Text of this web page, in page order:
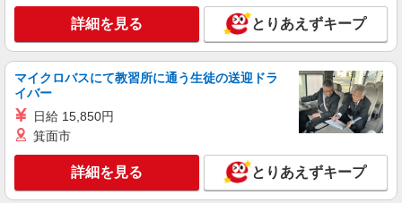
ライフ向ヶ丘遊園店 神奈川県川崎市多摩区登
戸2735
キープ 詳細を見る
パート
ライフ宿河原店（店舗コード823）
NEW
時給1,235円以上 日曜祝日 時給1,335円
ライフ宿河原店 神奈川県川崎市多摩区宿河原
詳細を見る とりあえずキープ
マイクロバスにて教習所に通う生徒の送迎ドラ
イバー
日給 15,850円
箕面市
詳細を見る とりあえずキープ